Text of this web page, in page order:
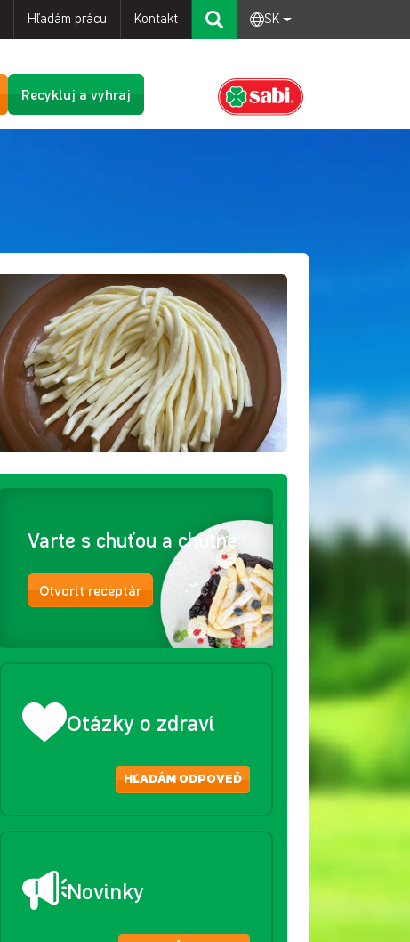
Hľadám prácu Kontakt SK
Recykluj a vyhraj
Varte s chuťou a chutne
Otvoriť receptár
Otázky o zdraví
HĽADÁM ODPOVEĎ
Novinky